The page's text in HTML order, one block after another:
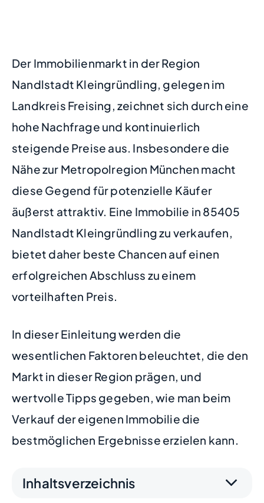
Der Immobilienmarkt in der Region
Nandlstadt Kleingründling, gelegen im
Landkreis Freising, zeichnet sich durch eine
hohe Nachfrage und kontinuierlich
steigende Preise aus. Insbesondere die
Nähe zur Metropolregion München macht
diese Gegend für potenzielle Käufer
äußerst attraktiv. Eine Immobilie in 85405
Nandlstadt Kleingründling zu verkaufen,
bietet daher beste Chancen auf einen
erfolgreichen Abschluss zu einem
vorteilhaften Preis.
In dieser Einleitung werden die
wesentlichen Faktoren beleuchtet, die den
Markt in dieser Region prägen, und
wertvolle Tipps gegeben, wie man beim
Verkauf der eigenen Immobilie die
bestmöglichen Ergebnisse erzielen kann.
Inhaltsverzeichnis